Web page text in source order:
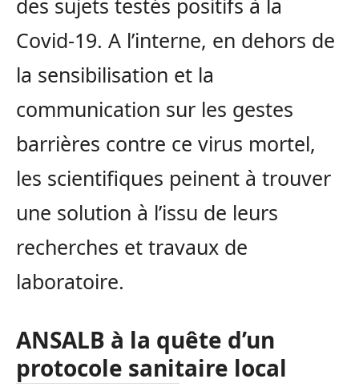
des sujets testés positifs à la
Covid-19. A l’interne, en dehors de
la sensibilisation et la
communication sur les gestes
barrières contre ce virus mortel,
les scientifiques peinent à trouver
une solution à l’issu de leurs
recherches et travaux de
laboratoire.
ANSALB à la quête d’un
protocole sanitaire local